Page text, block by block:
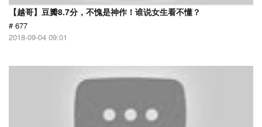
【越哥】豆瓣8.7分，不愧是神作！谁说女生看不懂？
# 677
2018-09-04 09:01